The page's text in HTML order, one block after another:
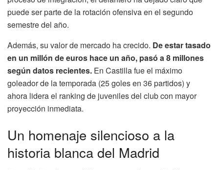
puede ser parte de la rotación ofensiva en el segundo
semestre del año.
Además, su valor de mercado ha crecido. De estar tasado
en un millón de euros hace un año, pasó a 8 millones
según datos recientes. En Castilla fue el máximo
goleador de la temporada (25 goles en 36 partidos) y
ahora lidera el ranking de juveniles del club con mayor
proyección inmediata.
Un homenaje silencioso a la
historia blanca del Madrid